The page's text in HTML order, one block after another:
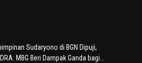
Sudaryono di BGN Dipuji,
MBG Beri Dampak Ganda bagi...